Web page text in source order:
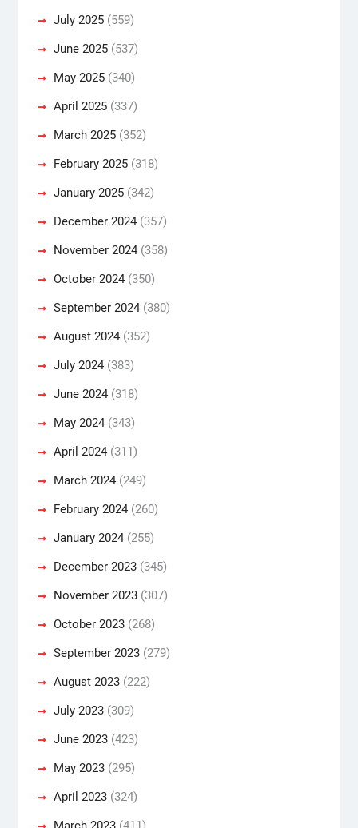
July 2025(559)
June 2025(537)
May 2025(340)
April 2025(337)
March 2025(352)
February 2025(318)
January 2025(342)
December 2024(357)
November 2024(358)
October 2024(350)
September 2024(380)
August 2024(352)
July 2024(383)
June 2024(318)
May 2024(343)
April 2024(311)
March 2024(249)
February 2024(260)
January 2024(255)
December 2023(345)
November 2023(307)
October 2023(268)
September 2023(279)
August 2023(222)
July 2023(309)
June 2023(423)
May 2023(295)
April 2023(324)